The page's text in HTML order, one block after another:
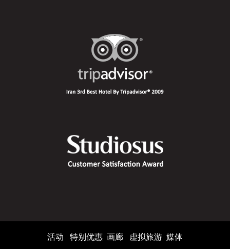
活动 特别优惠 画廊 虚拟旅游 媒体